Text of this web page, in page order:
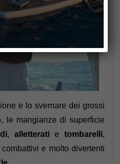
e lo svernare dei grossi
, le mangianze di superficie
, alletteratietombarelli,
combattivi e molto divertenti